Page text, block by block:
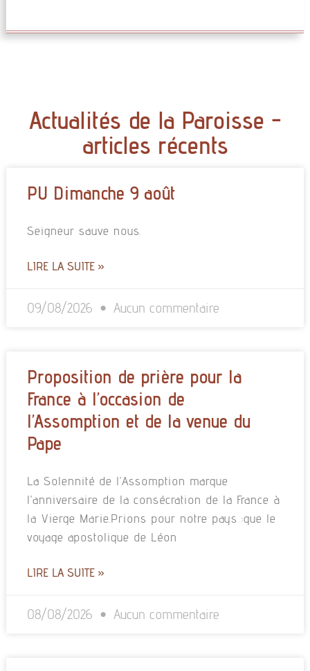
Actualités de la Paroisse -
articles récents
PU Dimanche 9 août
Seigneur sauve nous.
LIRE LA SUITE »
09/08/2026 Aucun commentaire
Proposition de prière pour la
France à l’occasion de
l’Assomption et de la venue du
Pape
La Solennité de l’Assomption marque
l’anniversaire de la consécration de la France à
la Vierge Marie.Prions pour notre pays :que le
voyage apostolique de Léon
LIRE LA SUITE »
08/08/2026 Aucun commentaire